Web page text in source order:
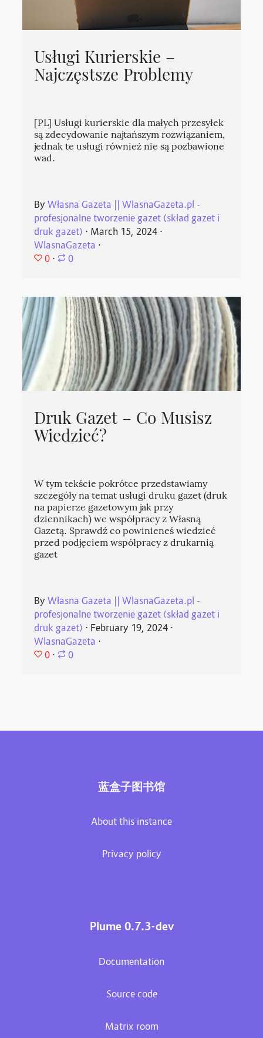
Usługi Kurierskie –
Najczęstsze Problemy
[PL] Usługi kurierskie dla małych przesyłek
są zdecydowanie najtańszym rozwiązaniem,
jednak te usługi również nie są pozbawione
wad.
ByWłasna Gazeta || WlasnaGazeta.pl -
profesjonalne tworzenie gazet (skład gazet i
druk gazet) ⋅ March 15, 2024 ⋅
WlasnaGazeta ⋅
0 ⋅ 0
Druk Gazet – Co Musisz
Wiedzieć?
W tym tekście pokrótce przedstawiamy
szczegóły na temat usługi druku gazet (druk
na papierze gazetowym jak przy
dziennikach) we współpracy z Własną
Gazetą. Sprawdź co powinieneś wiedzieć
przed podjęciem współpracy z drukarnią
gazet
ByWłasna Gazeta || WlasnaGazeta.pl -
profesjonalne tworzenie gazet (skład gazet i
druk gazet) ⋅ February 19, 2024 ⋅
WlasnaGazeta ⋅
0 ⋅ 0
蓝盒子图书馆
About this instance
Privacy policy
Plume 0.7.3-dev
Documentation
Source code
Matrix room